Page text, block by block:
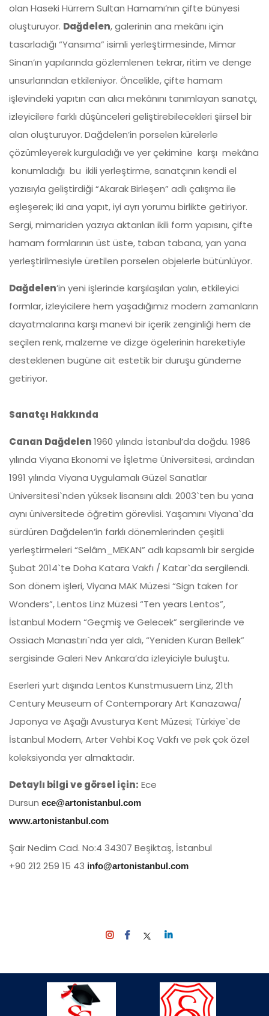
olan Haseki Hürrem Sultan Hamamı’nın çifte bünyesi
oluşturuyor. Dağdelen, galerinin ana mekânı için
tasarladığı “Yansıma” isimli yerleştirmesinde, Mimar
Sinan’ın yapılarında gözlemlenen tekrar, ritim ve denge
unsurlarından etkileniyor. Öncelikle, çifte hamam
işlevindeki yapıtın can alıcı mekânını tanımlayan sanatçı,
izleyicilere farklı düşünceleri geliştirebilecekleri şiirsel bir
alan oluşturuyor. Dağdelen’in porselen kürelerle
çözümleyerek kurguladığı ve yer çekimine karşı mekâna
konumladığı bu ikili yerleştirme, sanatçının kendi el
yazısıyla geliştirdiği “Akarak Birleşen” adlı çalışma ile
eşleşerek; iki ana yapıt, iyi ayrı yorumu birlikte getiriyor.
Sergi, mimariden yazıya aktarılan ikili form yapısını, çifte
hamam formlarının üst üste, taban tabana, yan yana
yerleştirilmesiyle üretilen porselen objelerle bütünlüyor.
Dağdelen’in yeni işlerinde karşılaşılan yalın, etkileyici
formlar, izleyicilere hem yaşadığımız modern zamanların
dayatmalarına karşı manevi bir içerik zenginliği hem de
seçilen renk, malzeme ve dizge ögelerinin hareketiyle
desteklenen bugüne ait estetik bir duruşu gündeme
getiriyor.
Sanatçı Hakkında
Canan Dağdelen1960 yılında İstanbul’da doğdu. 1986
yılında Viyana Ekonomi ve İşletme Üniversitesi, ardından
1991 yılında Viyana Uygulamalı Güzel Sanatlar
Üniversitesi`nden yüksek lisansını aldı. 2003`ten bu yana
aynı üniversitede öğretim görevlisi. Yaşamını Viyana`da
sürdüren Dağdelen’in farklı dönemlerinden çeşitli
yerleştirmeleri “Selâm_MEKAN” adlı kapsamlı bir sergide
Şubat 2014`te Doha Katara Vakfı / Katar`da sergilendi.
Son dönem işleri, Viyana MAK Müzesi “Sign taken for
Wonders”, Lentos Linz Müzesi “Ten years Lentos”,
İstanbul Modern “Geçmiş ve Gelecek” sergilerinde ve
Ossiach Manastırı`nda yer aldı, “Yeniden Kuran Bellek”
sergisinde Galeri Nev Ankara’da izleyiciyle buluştu.
Eserleri yurt dışında Lentos Kunstmusuem Linz, 21th
Century Meuseum of Contemporary Art Kanazawa/
Japonya ve Aşağı Avusturya Kent Müzesi; Türkiye`de
İstanbul Modern, Arter Vehbi Koç Vakfı ve pek çok özel
koleksiyonda yer almaktadır.
Detaylı bilgi ve görsel için: Ece
Dursun ece@artonistanbul.com
www.artonistanbul.com
Şair Nedim Cad. No:4 34307 Beşiktaş, İstanbul
+90 212 259 15 43 info@artonistanbul.com